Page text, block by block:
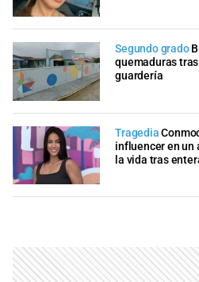
Segundo grado
quemaduras
guardería
Tragedia
influencer en un
la vida tras